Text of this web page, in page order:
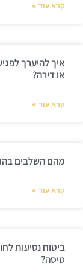
קרא עוד »
איך להיערך
או דירה?
קרא עוד »
מהם השלבים
קרא עוד »
ביטוח נסיעות
טיסה?